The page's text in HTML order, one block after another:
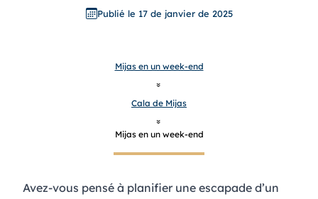
Publié le 17 de janvier de 2025
Mijas en un week-end
»
Cala de Mijas
»
Mijas en un week-end
Avez-vous pensé à planifier une escapade d’un